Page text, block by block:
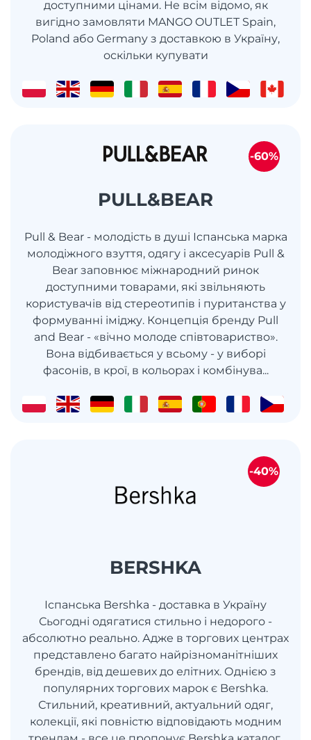
доступними цінами. Не всім відомо, як
вигідно замовляти MANGO OUTLET Spain,
Poland або Germany з доставкою в Україну,
оскільки купувати
PULL&BEAR
Pull & Bear - молодість в душі Іспанська марка
молодіжного взуття, одягу і аксесуарів Pull &
Bear заповнює міжнародний ринок
доступними товарами, які звільняють
користувачів від стереотипів і пуританства у
формуванні іміджу. Концепція бренду Pull
and Bear - «вічно молоде співтовариство».
Вона відбивається у всьому - у виборі
фасонів, в крої, в кольорах і комбінува...
-60%
BERSHKA
Іспанська Bershka - доставка в Україну
Сьогодні одягатися стильно і недорого -
абсолютно реально. Адже в торгових центрах
представлено багато найрізноманітніших
брендів, від дешевих до елітних. Однією з
популярних торгових марок є Bershka.
Стильний, креативний, актуальний одяг,
колекції, які повністю відповідають модним
-40%